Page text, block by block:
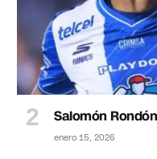
Salomón
enero 15, 2026